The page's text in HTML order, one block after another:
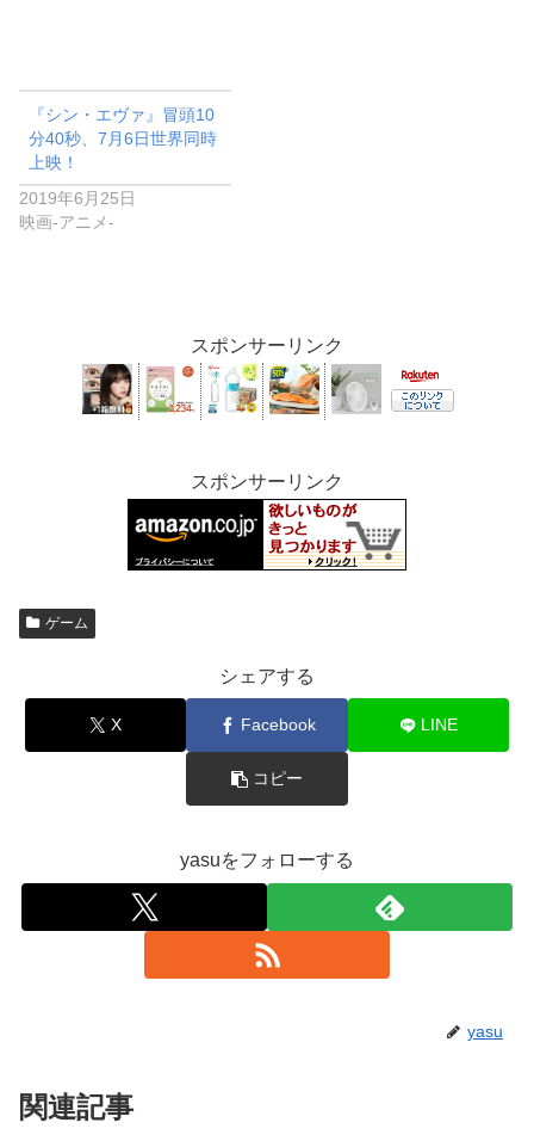
『シン・エヴァ』冒頭10
分40秒、7月6日世界同時
上映！
2019年6月25日
映画-アニメ-
スポンサーリンク
スポンサーリンク
ゲーム
シェアする
X Facebook LINE
コピー
yasuをフォローする
yasu
関連記事